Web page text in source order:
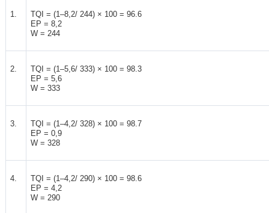
1.
TQI = (1–8,2/ 244) × 100 = 96.6
EP = 8,2
W = 244
2.
TQI = (1–5,6/ 333) × 100 = 98.3
EP = 5,6
W = 333
3.
TQI = (1–4,2/ 328) × 100 = 98.7
EP = 0,9
W = 328
4.
TQI = (1–4,2/ 290) × 100 = 98.6
EP = 4,2
W = 290